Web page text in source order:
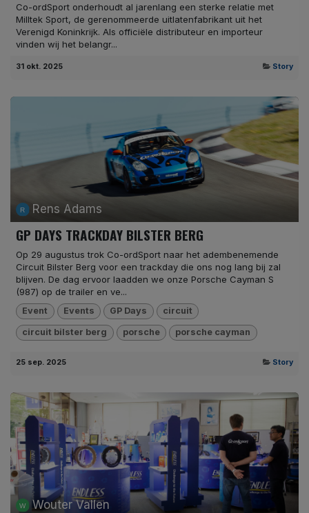
Co-ordSport onderhoudt al jarenlang een sterke relatie met
Milltek Sport, de gerenommeerde uitlatenfabrikant uit het
Verenigd Koninkrijk. Als officiële distributeur en importeur
vinden wij het belangr...
31 okt. 2025 Story
Rens Adams
GP DAYS TRACKDAY BILSTER BERG
Op 29 augustus trok Co-ordSport naar het adembenemende
Circuit Bilster Berg voor een trackday die ons nog lang bij zal
blijven. De dag ervoor laadden we onze Porsche Cayman S
(987) op de trailer en ve...
Event Events GP Days circuit
circuit bilster berg porsche porsche cayman
25 sep. 2025 Story
Wouter Vallen